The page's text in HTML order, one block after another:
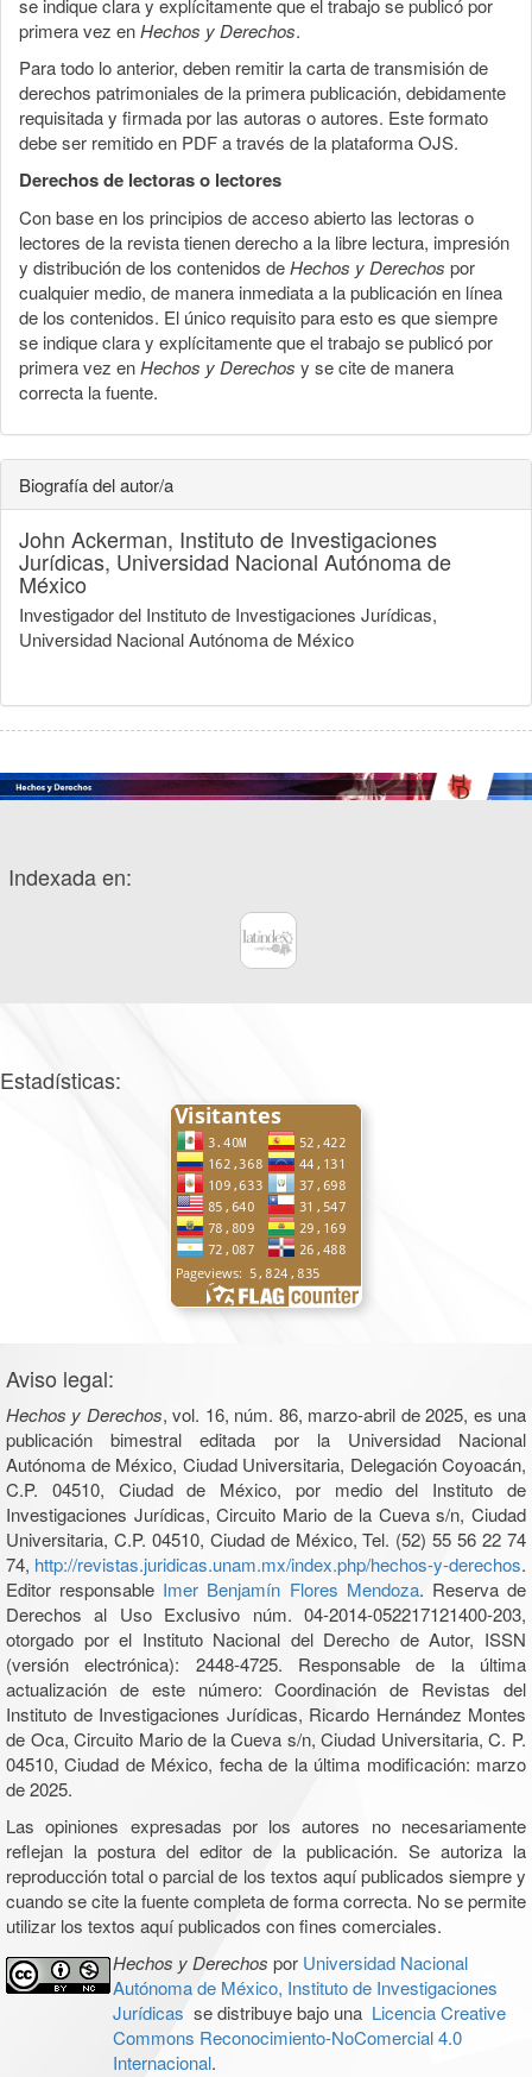
se indique clara y explícitamente que el trabajo se publicó por
primera vez enHechos y Derechos.
Para todo lo anterior, deben remitir la carta de transmisión de
derechos patrimoniales de la primera publicación, debidamente
requisitada y firmada por las autoras o autores. Este formato
debe ser remitido en PDF a través de la plataforma OJS.
Derechos de lectoras o lectores
Con base en los principios de acceso abierto las lectoras o
lectores de la revista tienen derecho a la libre lectura, impresión
y distribución de los contenidos deHechos y Derechos por
cualquier medio, de manera inmediata a la publicación en línea
de los contenidos. El único requisito para esto es que siempre
se indique clara y explícitamente que el trabajo se publicó por
primera vez enHechos y Derechos y se cite de manera
correcta la fuente.
Biografía del autor/a
John Ackerman, Instituto de Investigaciones
Jurídicas, Universidad Nacional Autónoma de
México
Investigador del Instituto de Investigaciones Jurídicas,
Universidad Nacional Autónoma de México
Indexada en:
Estadísticas:
Aviso legal:
Hechos y Derechos, vol. 16, núm. 86, marzo-abril de 2025, es una
publicación bimestral editada por la Universidad Nacional
Autónoma de México, Ciudad Universitaria, Delegación Coyoacán,
C.P. 04510, Ciudad de México, por medio del Instituto de
Investigaciones Jurídicas, Circuito Mario de la Cueva s/n, Ciudad
Universitaria, C.P. 04510, Ciudad de México, Tel. (52) 55 56 22 74
74, http://revistas.juridicas.unam.mx/index.php/hechos-y-derechos.
Editor responsable Imer Benjamín Flores Mendoza. Reserva de
Derechos al Uso Exclusivo núm. 04-2014-052217121400-203,
otorgado por el Instituto Nacional del Derecho de Autor, ISSN
(versión electrónica): 2448-4725. Responsable de la última
actualización de este número: Coordinación de Revistas del
Instituto de Investigaciones Jurídicas, Ricardo Hernández Montes
de Oca, Circuito Mario de la Cueva s/n, Ciudad Universitaria, C. P.
04510, Ciudad de México, fecha de la última modificación: marzo
de 2025.
Las opiniones expresadas por los autores no necesariamente
reflejan la postura del editor de la publicación. Se autoriza la
reproducción total o parcial de los textos aquí publicados siempre y
cuando se cite la fuente completa de forma correcta. No se permite
utilizar los textos aquí publicados con fines comerciales.
Hechos y Derechos por Universidad Nacional
Autónoma de México, Instituto de Investigaciones
Jurídicas se distribuye bajo una Licencia Creative
Commons Reconocimiento-NoComercial 4.0
Internacional.